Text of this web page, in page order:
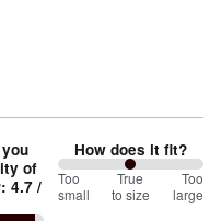
of
: 4.7/
How does it fit?
100
between
Too
small
True
to size
Too
large